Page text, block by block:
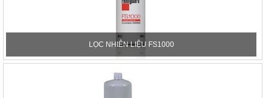
LỌC NHIÊN LIỆU FS1000